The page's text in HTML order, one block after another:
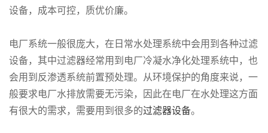
设备，成本可控，质优价廉。
电厂系统一般很庞大，在日常水处理系统中会用到各种过滤
设备，其中过滤器经常用到电厂冷凝水净化处理系统中，也
会用到反渗透系统前置预处理。从环境保护的角度来说，一
般要求电厂水排放需要无污染，因此在电厂在水处理这方面
有很大的需求，需要用到很多的过滤器设备。